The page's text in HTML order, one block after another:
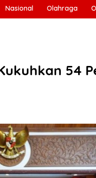
Nasional Olahraga
54